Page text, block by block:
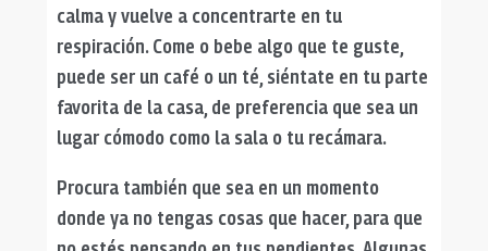
calma y vuelve a concentrarte en tu
respiración. Come o bebe algo que te guste,
puede ser un café o un té, siéntate en tu parte
favorita de la casa, de preferencia que sea un
lugar cómodo como la sala o tu recámara.
Procura también que sea en un momento
donde ya no tengas cosas que hacer, para que